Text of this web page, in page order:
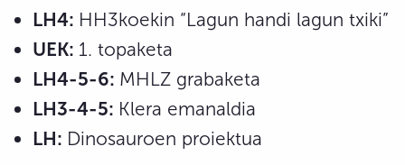
LH4: HH3koekin “Lagun handi lagun txiki”
UEK: 1. topaketa
LH4-5-6: MHLZ grabaketa
LH3-4-5: Klera emanaldia
LH: Dinosauroen proiektua